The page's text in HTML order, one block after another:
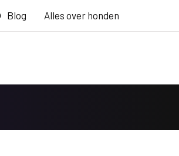
Blog Alles over honden